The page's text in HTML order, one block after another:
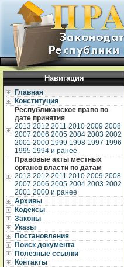
Навигация
Главная
Конституция
Республиканское право по
дате принятия
2013 2012 2011 2010 2009 2008
2007 2006 2005 2004 2003 2002
2001 2000 1999 1998 1997 1996
1995 1994 и ранее
Правовые акты местных
органов власти по датам
2013 2012 2011 2010 2009 2008
2007 2006 2005 2004 2003 2002
2001 2000 и ранее
Архивы
Кодексы
Законы
Указы
Постановления
Поиск документа
Полезные ссылки
Контакты